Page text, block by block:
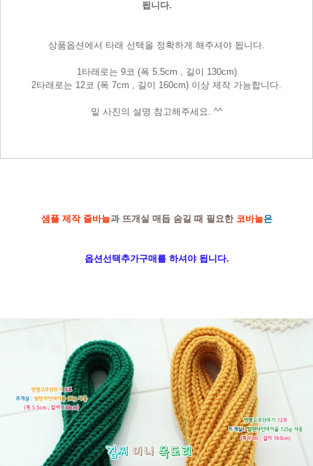
됩니다.
상품옵션에서 타래 선택을 정확하게 해주셔야 됩니다.
1타래로는 9코 (폭 5.5cm , 길이 130cm)
2타래로는 12코 (폭 7cm , 길이 160cm) 이상 제작 가능합니다.
밑 사진의 설명 참고해주세요. ^^
샘플 제작 줄바늘과 뜨개실 매듭 숨길 때 필요한 코바늘은
옵션선택추가구매를 하셔야 됩니다.